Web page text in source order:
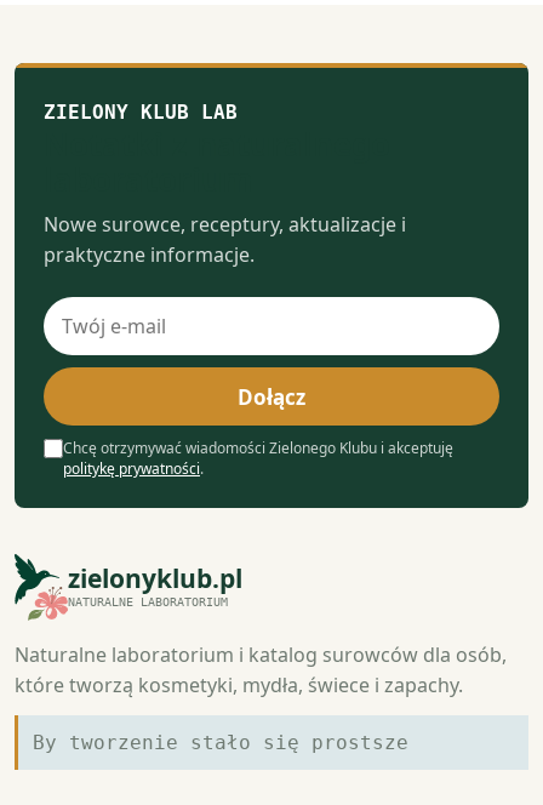
ZIELONY KLUB LAB
Nowe surowce, receptury, aktualizacje i
praktyczne informacje.
Adres
e-
mail
Dołącz
Chcę otrzymywać wiadomości Zielonego Klubu i akceptuję
politykę prywatności.
zielonyklub.pl
NATURALNE LABORATORIUM
Naturalne laboratorium i katalog surowców dla osób,
które tworzą kosmetyki, mydła, świece i zapachy.
By tworzenie stało się prostsze